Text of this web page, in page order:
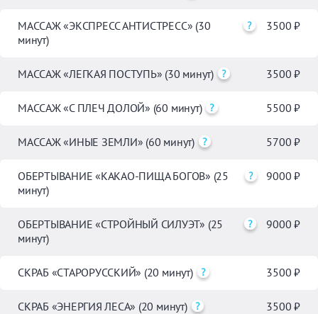
МАССАЖ «ЭКСПРЕСС АНТИСТРЕСС» (30
минут)
3500 ₽
МАССАЖ «ЛЕГКАЯ ПОСТУПЬ» (30 минут) 3500 ₽
МАССАЖ «С ПЛЕЧ ДОЛОЙ» (60 минут) 5500 ₽
МАССАЖ «ИНЫЕ ЗЕМЛИ» (60 минут) 5700 ₽
ОБЕРТЫВАНИЕ «КАКАО-ПИЩА БОГОВ» (25
минут)
9000 ₽
ОБЕРТЫВАНИЕ «СТРОЙНЫЙ СИЛУЭТ» (25
минут)
9000 ₽
СКРАБ «СТАРОРУССКИЙ» (20 минут) 3500 ₽
СКРАБ «ЭНЕРГИЯ ЛЕСА» (20 минут) 3500 ₽